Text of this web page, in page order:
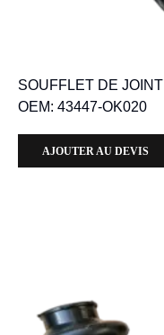
SOUFFLET DE
OEM: 43447-OK020
AJOUTER AU DEVIS